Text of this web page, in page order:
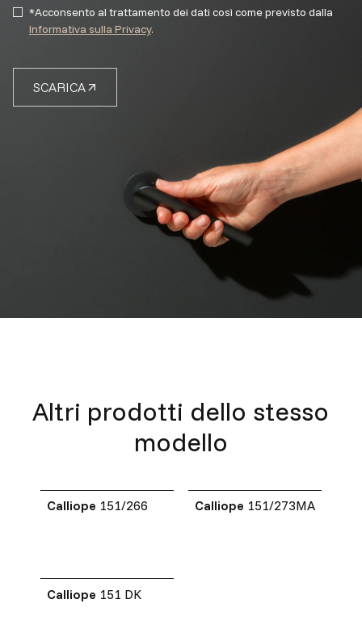
SCARICA
*Acconsento al trattamento dei dati così come previsto dalla
Informativa sulla Privacy.
Altri prodotti dello stesso
modello
Calliope 151/266 Calliope 151/273MA
Calliope 151 DK